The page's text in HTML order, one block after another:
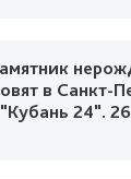
в Санкт-
24".